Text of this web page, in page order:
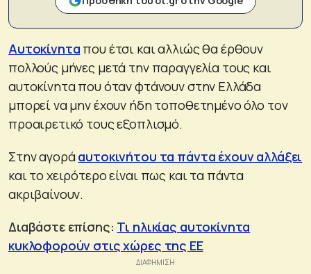
Αυτοκίνητα που έτσι και αλλιώς θα έρθουν
πολλούς μήνες μετά την παραγγελία τους και
αυτοκίνητα που όταν φτάνουν στην Ελλάδα
μπορεί να μην έχουν ήδη τοποθετημένο όλο τον
προαιρετικό τους εξοπλισμό.
Στην αγοράαυτοκινήτου τα πάντα έχουν αλλάξει
και το χειρότερο είναι πως και τα πάντα
ακριβαίνουν.
Διαβάστε επίσης: Τι ηλικίας αυτοκίνητα
κυκλοφορούν στις χώρες της ΕΕ